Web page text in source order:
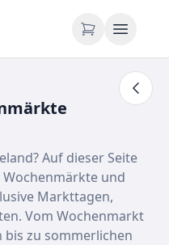
Auf dieser Seite
und
Markttagen,
Vom Wochenmarkt
zu sommerlichen